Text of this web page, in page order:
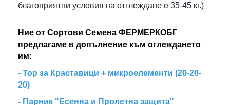
благоприятни условия на отглеждане е 35-45 кг.)
Ние от Сортови Семена ФЕРМЕРКОБГ
предлагаме в допълнение към оглеждането
им:
- Тор за Краставици + микроелементи (20-20-
20)
- Парник "Есенна и Пролетна защита"